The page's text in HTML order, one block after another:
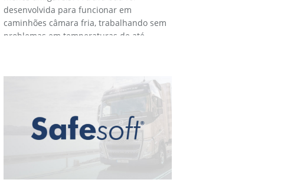
desenvolvida para funcionar em
caminhões câmara fria, trabalhando sem
problemas em temperaturas de até...